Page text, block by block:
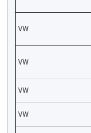
VW
VW
VW
VW